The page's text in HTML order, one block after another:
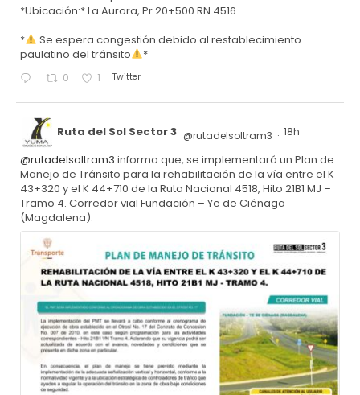
*Ubicación:* La Aurora, Pr 20+500 RN 4516.
*
Se espera congestión debido al restablecimiento
paulatino del tránsito
*
0 1 Twitter
Ruta del Sol Sector 3 @rutadelsoltram3 · 18h
@rutadelsoltram3 informa que, se implementará un Plan de
Manejo de Tránsito para la rehabilitación de la vía entre el K
43+320 y el K 44+710 de la Ruta Nacional 4518, Hito 21B1 MJ –
Tramo 4. Corredor vial Fundación – Ye de Ciénaga
(Magdalena).